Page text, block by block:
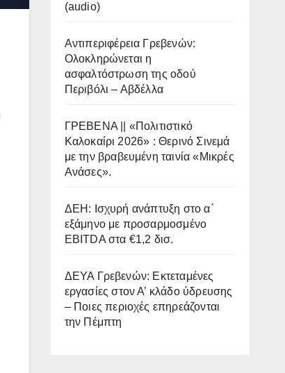
(audio)
Αντιπεριφέρεια Γρεβενών:
Ολοκληρώνεται η
ασφαλτόστρωση της οδού
Περιβόλι – Αβδέλλα
ΓΡΕΒΕΝΑ || «Πολιτιστικό
Καλοκαίρι 2026» : Θερινό Σινεμά
με την βραβευμένη ταινία «Μικρές
Ανάσες».
ΔΕΗ: Ισχυρή ανάπτυξη στο α΄
εξάμηνο με προσαρμοσμένο
EBITDA στα €1,2 δισ.
ΔΕΥΑ Γρεβενών: Εκτεταμένες
εργασίες στον Α’ κλάδο ύδρευσης
– Ποιες περιοχές επηρεάζονται
την Πέμπτη